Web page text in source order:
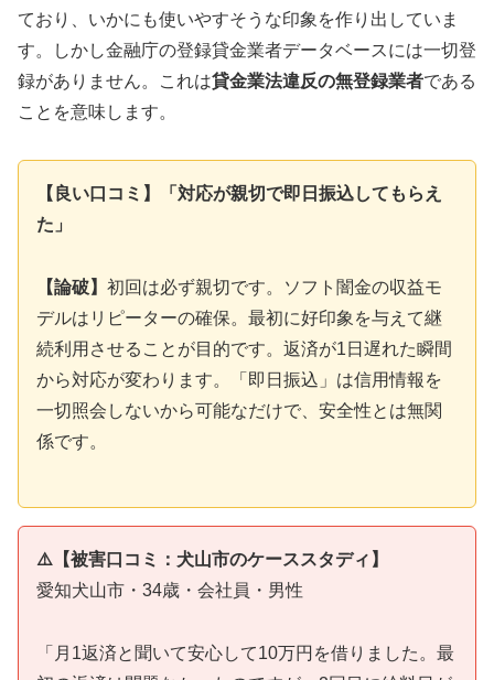
ており、いかにも使いやすそうな印象を作り出していま
す。しかし金融庁の登録貸金業者データベースには一切登
録がありません。これは貸金業法違反の無登録業者である
ことを意味します。
【良い口コミ】「対応が親切で即日振込してもらえ
た」
【論破】 初回は必ず親切です。ソフト闇金の収益モ
デルはリピーターの確保。最初に好印象を与えて継
続利用させることが目的です。返済が1日遅れた瞬間
から対応が変わります。「即日振込」は信用情報を
一切照会しないから可能なだけで、安全性とは無関
係です。
⚠️【被害口コミ：犬山市のケーススタディ】
愛知犬山市・34歳・会社員・男性
「月1返済と聞いて安心して10万円を借りました。最